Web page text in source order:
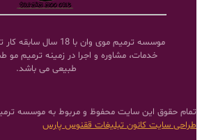
موسسه ترمیم موی وان با
خدمات، مشاوره و اجرا در زمینه ترمیم مو
طبیعی می باشد.
تمام حقوق این سایت محفوظ و مربوط به موسسه
طراحی سایتکانون تبلیغات ققنوس پارس